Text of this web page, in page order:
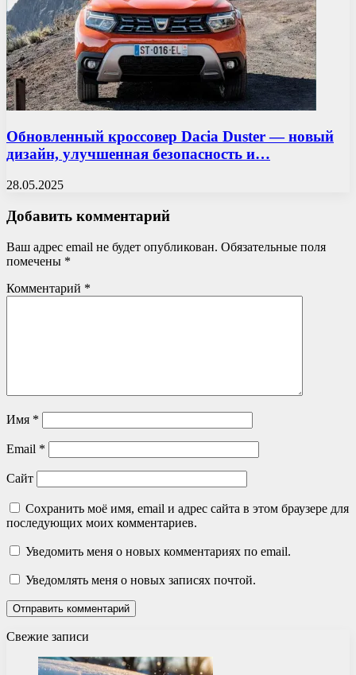
Обновленный кроссовер Dacia Duster — новый
дизайн, улучшенная безопасность и…
28.05.2025
Добавить комментарий
Ваш адрес email не будет опубликован. Обязательные поля
помечены *
Комментарий *
Имя *
Email *
Сайт
Сохранить моё имя, email и адрес сайта в этом браузере для
последующих моих комментариев.
Уведомить меня о новых комментариях по email.
Уведомлять меня о новых записях почтой.
Свежие записи